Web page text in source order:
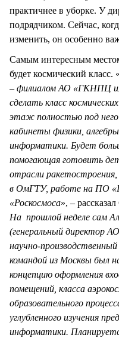
практичнее в уборке. У
подрядчиком. Сейчас,
изменить, он особенно
Самым интересным
будет космический класс. «
– филиалом АО «ГКНПЦ
сделать класс
этаж полностью под
кабинеты физики,
информатики. Будет
помогающая готовить
отрасли
в ОмГТУ, работе на ПО
«Роскосмоса», –
На прошлой неделе сам
(генеральный директор
научно-
командой из Москвы был
концепцию оформления
помещений, класса
образовательного
углубленного изучения
информатики.